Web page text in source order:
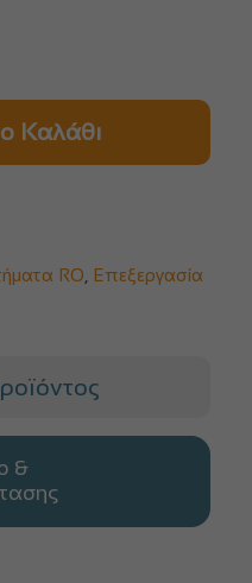
Καλάθι
RO Επεξεργασία
&